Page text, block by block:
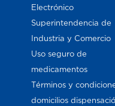
Electrónico
Superintendencia de
Industria y Comercio
Uso seguro de
medicamentos
Términos y
domicilios